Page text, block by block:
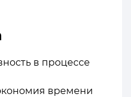
в процессе
времени